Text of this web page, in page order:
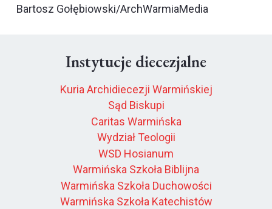
Bartosz Gołębiowski/ArchWarmiaMedia
Instytucje diecezjalne
Kuria Archidiecezji Warmińskiej
Sąd Biskupi
Caritas Warmińska
Wydział Teologii
WSD Hosianum
Warmińska Szkoła Biblijna
Warmińska Szkoła Duchowości
Warmińska Szkoła Katechistów